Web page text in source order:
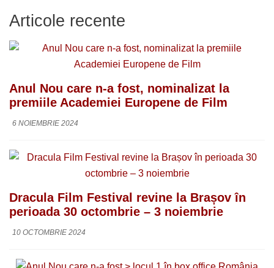
Articole recente
Anul Nou care n-a fost, nominalizat la
premiile Academiei Europene de Film
6 NOIEMBRIE 2024
Dracula Film Festival revine la Brașov în
perioada 30 octombrie – 3 noiembrie
10 OCTOMBRIE 2024